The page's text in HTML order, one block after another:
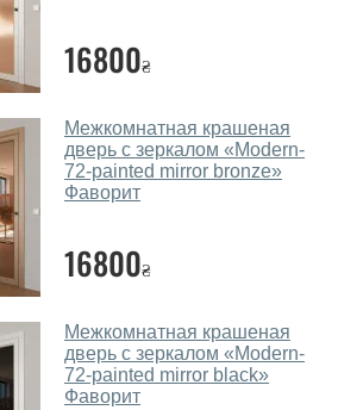
16800₴
Межкомнатная крашеная
дверь с зеркалом «Modern-
72-painted mirror bronze»
Фаворит
16800₴
Межкомнатная крашеная
дверь с зеркалом «Modern-
72-painted mirror black»
Фаворит